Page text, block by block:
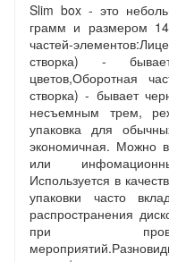
Slim box - это
грамм и размером
частей-
створка) -
цветов,Оборотная
створка) - бывает
несъемным трем,
упаковка для
экономичная. Можно
или
Используется в
упаковки часто
распространения
при